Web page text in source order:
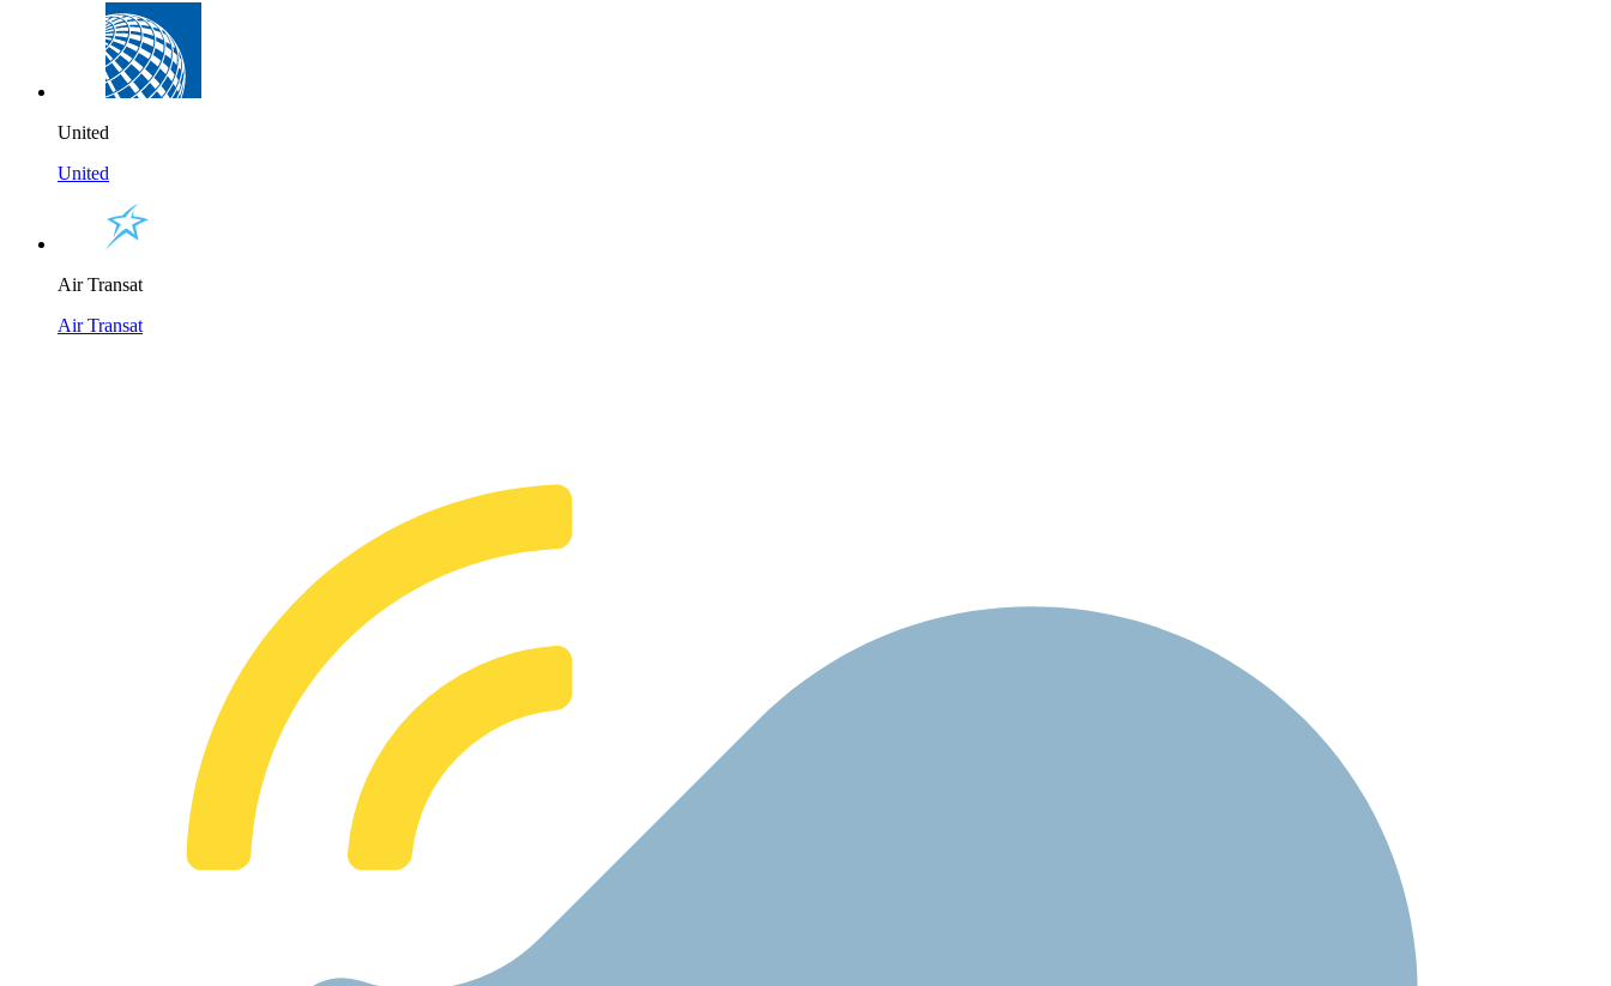
United
United
Air Transat
Air Transat